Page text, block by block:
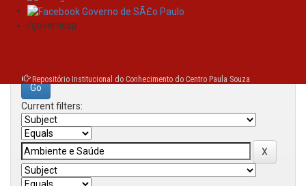
/governosp
Repositório Institucional do Conhecimento do Centro Paula Souza
Search:
Current filters: